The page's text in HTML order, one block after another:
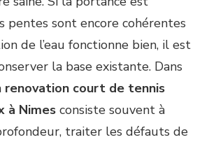
pentes sont encore cohérentes
de l’eau fonctionne bien, il est
la base existante. Dans
renovation court de tennis
à Nimes consiste souvent à
traiter les défauts de